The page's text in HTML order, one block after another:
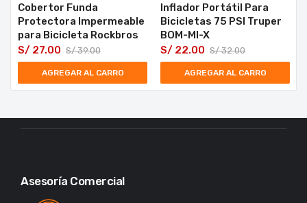
Cobertor Funda
Protectora Impermeable
para Bicicleta Rockbros
S/39.00
S/ 27.00
AGREGAR AL CARRO
Inflador Portátil Para
Bicicletas 75 PSI Truper
BOM-MI-X
S/32.00
S/ 22.00
AGREGAR AL CARRO
Asesoría Comercial